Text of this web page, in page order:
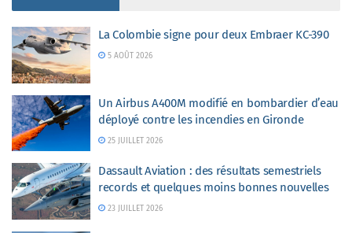
La Colombie signe pour deux Embraer KC-390
5 AOÛT 2026
Un Airbus A400M modifié en bombardier d’eau
déployé contre les incendies en Gironde
25 JUILLET 2026
Dassault Aviation : des résultats semestriels
records et quelques moins bonnes nouvelles
23 JUILLET 2026